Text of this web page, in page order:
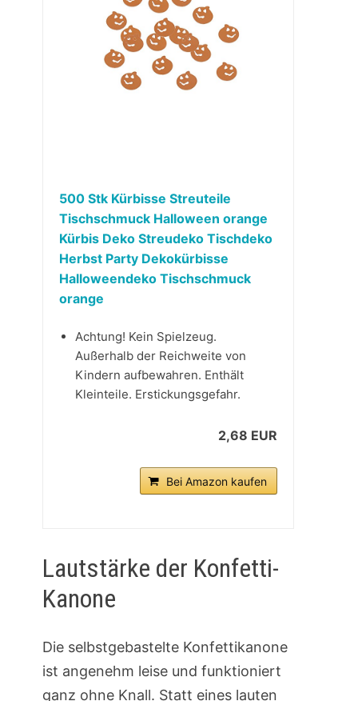
500 Stk Kürbisse Streuteile
Tischschmuck Halloween orange
Kürbis Deko Streudeko Tischdeko
Herbst Party Dekokürbisse
Halloweendeko Tischschmuck
orange
Achtung! Kein Spielzeug.
Außerhalb der Reichweite von
Kindern aufbewahren. Enthält
Kleinteile. Erstickungsgefahr.
2,68 EUR
Bei Amazon kaufen
Lautstärke der Konfetti-
Kanone
Die selbstgebastelte Konfettikanone
ist angenehm leise und funktioniert
ganz ohne Knall. Statt eines lauten